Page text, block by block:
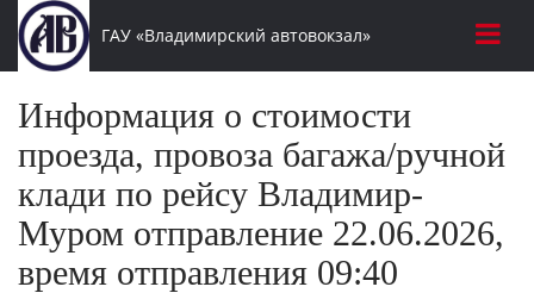
ГАУ «Владимирский автовокзал»
Информация о стоимости
проезда, провоза багажа/ручной
клади по рейсу Владимир-
Муром отправление 22.06.2026,
время отправления 09:40